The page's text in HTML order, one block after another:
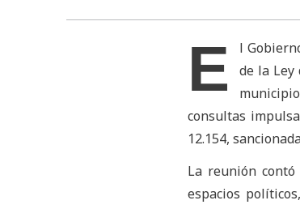
E
l
de la Ley
consultas
12.154,
La reunión
espacios